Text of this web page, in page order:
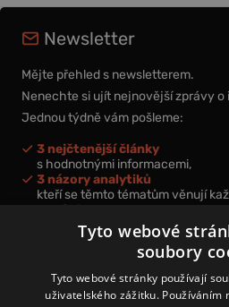
Newsletter
Mějte přehled s newsletterem.
Nenechte si ujít nejnovější zprávy
Jednou týdně vám pošleme:
3 nejčtenější články
s hodnotnými informacemi,
3 názory analytiků
kteří se těmto tématům věnují
nová videa a podcasty
k prohloubení vašich znalostí.
Tyto webové
soubory
Tyto webové stránky používají
uživatelského zážitku. Používáním